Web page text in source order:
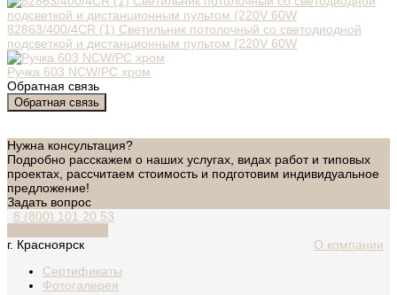
82863/400/4CR (1) Светильник потолочный со светодиодной
подсветкой и дистанционным пультом (220V 60W
Ручка 603 NCW/PC хром
Обратная связь
Обратная связь
Нужна консультация?
Подробно расскажем о наших услугах, видах работ и типовых
проектах, рассчитаем стоимость и подготовим индивидуальное
предложение!
Задать вопрос
8 (800) 101 20 53
г. Красноярск
О компании
Сертификаты
Фотогалерея